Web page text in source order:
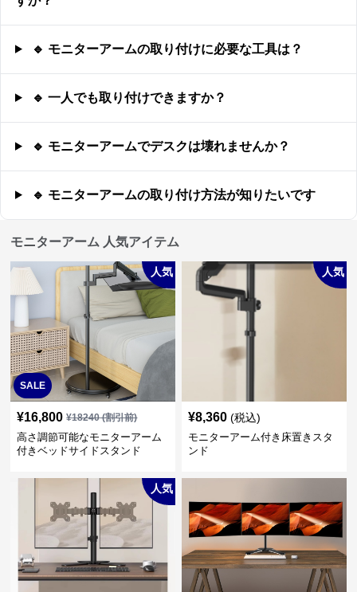
🔹 モニターアームの取り付けに必要な工具は？
🔹 一人でも取り付けできますか？
🔹 モニターアームでデスクは壊れませんか？
🔹 モニターアームの取り付け方法が知りたいです
モニターアーム 人気アイテム
SALE
人気
¥16,800 ¥18240(割引前)
高さ調節可能なモニターアーム
付きベッドサイドスタンド
人気
¥8,360 (税込)
モニターアーム付き床置きスタ
ンド
人気